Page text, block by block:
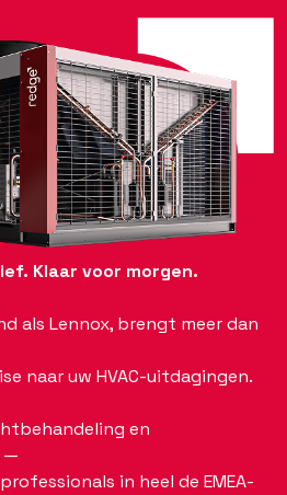
Klaar voor morgen.
als Lennox, brengt meer dan
naar uw HVAC-uitdagingen.
en
—
in heel de EMEA-